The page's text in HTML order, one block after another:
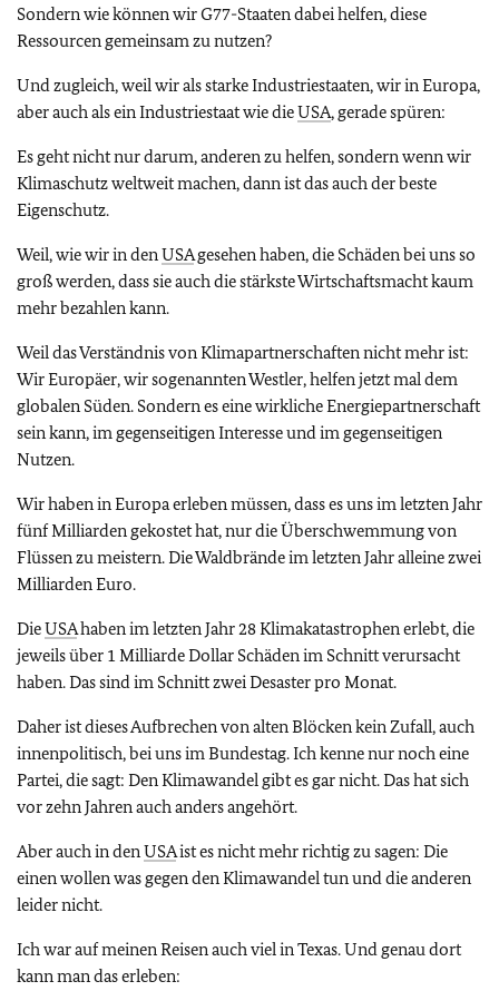
Sondern wie können wir G77-Staaten dabei helfen, diese
Ressourcen gemeinsam zu nutzen?
Und zugleich, weil wir als starke Industriestaaten, wir in Europa,
aber auch als ein Industriestaat wie dieUSA, gerade spüren:
Es geht nicht nur darum, anderen zu helfen, sondern wenn wir
Klimaschutz weltweit machen, dann ist das auch der beste
Eigenschutz.
Weil, wie wir in denUSAgesehen haben, die Schäden bei uns so
groß werden, dass sie auch die stärkste Wirtschaftsmacht kaum
mehr bezahlen kann.
Weil das Verständnis von Klimapartnerschaften nicht mehr ist:
Wir Europäer, wir sogenannten Westler, helfen jetzt mal dem
globalen Süden. Sondern es eine wirkliche Energiepartnerschaft
sein kann, im gegenseitigen Interesse und im gegenseitigen
Nutzen.
Wir haben in Europa erleben müssen, dass es uns im letzten Jahr
fünf Milliarden gekostet hat, nur die Überschwemmung von
Flüssen zu meistern. Die Waldbrände im letzten Jahr alleine zwei
Milliarden Euro.
DieUSAhaben im letzten Jahr 28 Klimakatastrophen erlebt, die
jeweils über 1 Milliarde Dollar Schäden im Schnitt verursacht
haben. Das sind im Schnitt zwei Desaster pro Monat.
Daher ist dieses Aufbrechen von alten Blöcken kein Zufall, auch
innenpolitisch, bei uns im Bundestag. Ich kenne nur noch eine
Partei, die sagt: Den Klimawandel gibt es gar nicht. Das hat sich
vor zehn Jahren auch anders angehört.
Aber auch in denUSAist es nicht mehr richtig zu sagen: Die
einen wollen was gegen den Klimawandel tun und die anderen
leider nicht.
Ich war auf meinen Reisen auch viel in Texas. Und genau dort
kann man das erleben: